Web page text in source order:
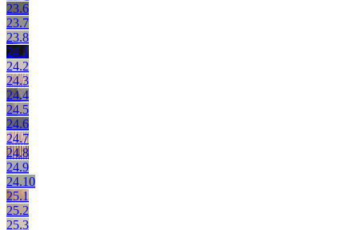
23.6
23.7
23.8
24.1
24.2
24.3
24.4
24.5
24.6
24.7
24.8
24.9
24.10
25.1
25.2
25.3